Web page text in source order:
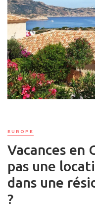
EUROPE
Vacances en
pas une
dans une
?